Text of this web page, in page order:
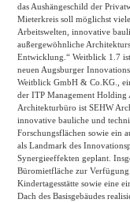
das Aushängeschild der
Mieterkreis soll möglichst
Arbeitswelten, innovative
außergewöhnliche
Entwicklung.“ Weitblick 1.7
neuen Augsburger
Weitblick GmbH & Co.KG.,
der ITP Management Holding
Architekturbüro ist SEHW
innovative bauliche und
Forschungsflächen sowie ein
als Landmark des
Synergieeffekten geplant.
Büromietfläche zur
Kindertagesstätte sowie eine
Dach des Basisgebäudes